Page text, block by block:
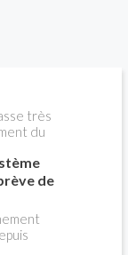
très
du
de